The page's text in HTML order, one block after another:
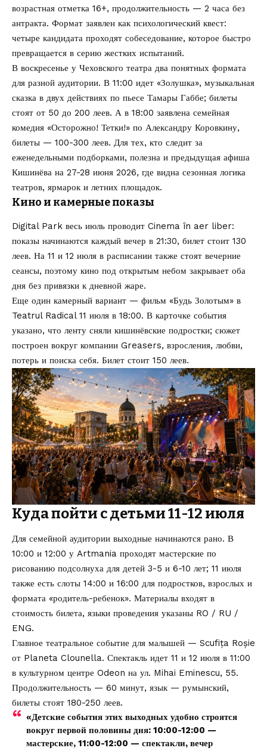
возрастная отметка 16+, продолжительность — 2 часа без
антракта. Формат заявлен как психологический квест:
четыре кандидата проходят собеседование, которое быстро
превращается в серию жестких испытаний.
В воскресенье у Чеховского театра два понятных формата
для разной аудитории. В 11:00 идет «Золушка», музыкальная
сказка в двух действиях по пьесе Тамары Габбе; билеты
стоят от 50 до 200 леев. А в 18:00 заявлена семейная
комедия «Осторожно! Тетки!» по Александру Коровкину,
билеты — 100-300 леев. Для тех, кто следит за
еженедельными подборками, полезна и предыдущая афиша
Кишинёва на 27-28 июня 2026, где видна сезонная логика
театров, ярмарок и летних площадок.
Кино и камерные показы
Digital Park весь июль проводит Cinema în aer liber:
показы начинаются каждый вечер в 21:30, билет стоит 130
леев. На 11 и 12 июля в расписании также стоят вечерние
сеансы, поэтому кино под открытым небом закрывает оба
дня без привязки к дневной жаре.
Еще один камерный вариант — фильм «Будь Золотым» в
Teatrul Radical 11 июля в 18:00. В карточке события
указано, что ленту сняли кишинёвские подростки; сюжет
построен вокруг компании Greasers, взросления, любви,
потерь и поиска себя. Билет стоит 150 леев.
Куда пойти с детьми 11-12 июля
Для семейной аудитории выходные начинаются рано. В
10:00 и 12:00 у Artmania проходят мастерские по
рисованию подсолнуха для детей 3-5 и 6-10 лет; 11 июля
также есть слоты 14:00 и 16:00 для подростков, взрослых и
формата «родитель-ребенок». Материалы входят в
стоимость билета, языки проведения указаны RO / RU /
ENG.
Главное театральное событие для малышей — Scufița Roșie
от Planeta Clounella. Спектакль идет 11 и 12 июля в 11:00
в культурном центре Odeon на ул. Mihai Eminescu, 55.
Продолжительность — 60 минут, язык — румынский,
билеты стоят 180-250 леев.
«Детские события этих выходных удобно строятся
вокруг первой половины дня: 10:00-12:00 —
мастерские, 11:00-12:00 — спектакли, вечер